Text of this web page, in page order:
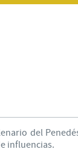
del
influencias.